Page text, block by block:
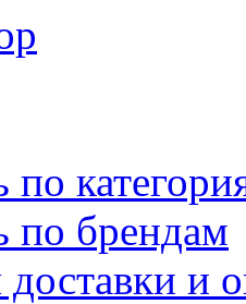
по
по брендам
доставки и